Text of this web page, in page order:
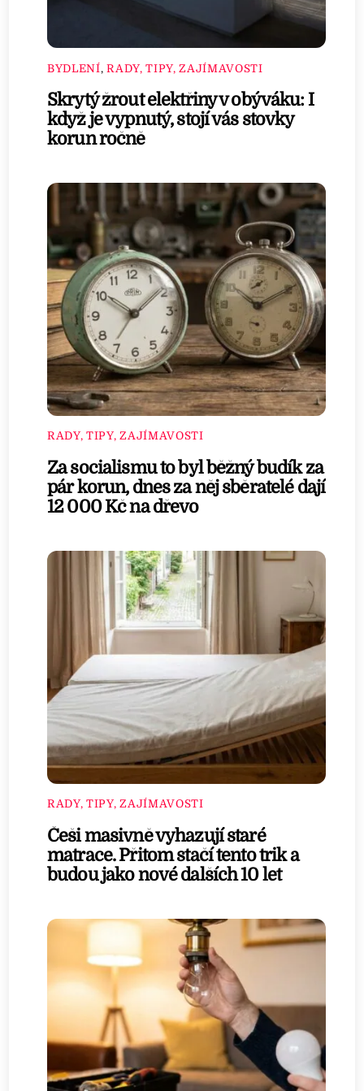
BYDLENÍ,RADY, TIPY, ZAJÍMAVOSTI
Skrytý žrout elektřiny v obýváku: I
když je vypnutý, stojí vás stovky
korun ročně
RADY, TIPY, ZAJÍMAVOSTI
Za socialismu to byl běžný budík za
pár korun, dnes za něj sběratelé dají
12 000 Kč na dřevo
RADY, TIPY, ZAJÍMAVOSTI
Češi masivně vyhazují staré
matrace. Přitom stačí tento trik a
budou jako nové dalších 10 let